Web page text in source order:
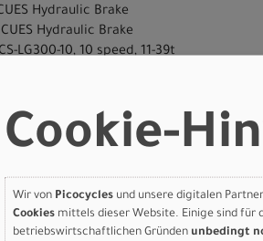
Hydraulic Brake
Hydraulic Brake
LG300-10, 10 speed, 11-39t
FC-U6030, 50/34T
CUES FD-U6030, braze-on
CUES RD-U6020, 10-speed
BSA BB
Cookie-
Wir von Picocycles und unsere digitalen
Cookies mittels dieser Website. Einige sind für
betriebswirtschaftlichen Gründen unbedingt